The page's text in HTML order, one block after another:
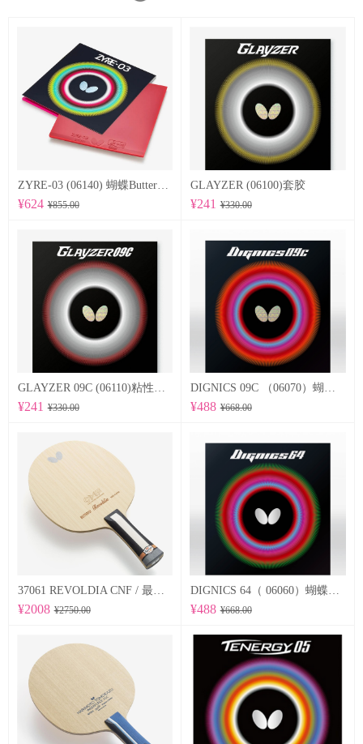
ZYRE-03 (06140) 蝴蝶Butterfly 专业反胶套胶
¥624 ¥855.00
GLAYZER (06100)套胶
¥241 ¥330.00
¥241 ¥330.00 ¥488 ¥668.00
¥2008 ¥2750.00 ¥488 ¥668.00